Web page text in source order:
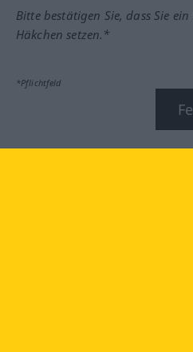
Bitte bestätigen Sie, dass Sie
Häkchen setzen.*
*Pflichtfeld